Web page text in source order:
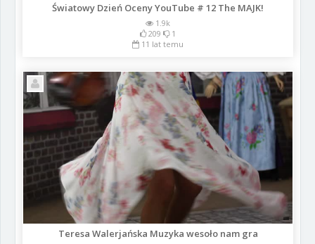
Światowy Dzień Oceny YouTube # 12 The MAJK!
1.9k
209
1
11 lat temu
Teresa Walerjańska Muzyka wesoło nam gra